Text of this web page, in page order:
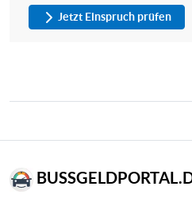
Jetzt Einspruch prüfen